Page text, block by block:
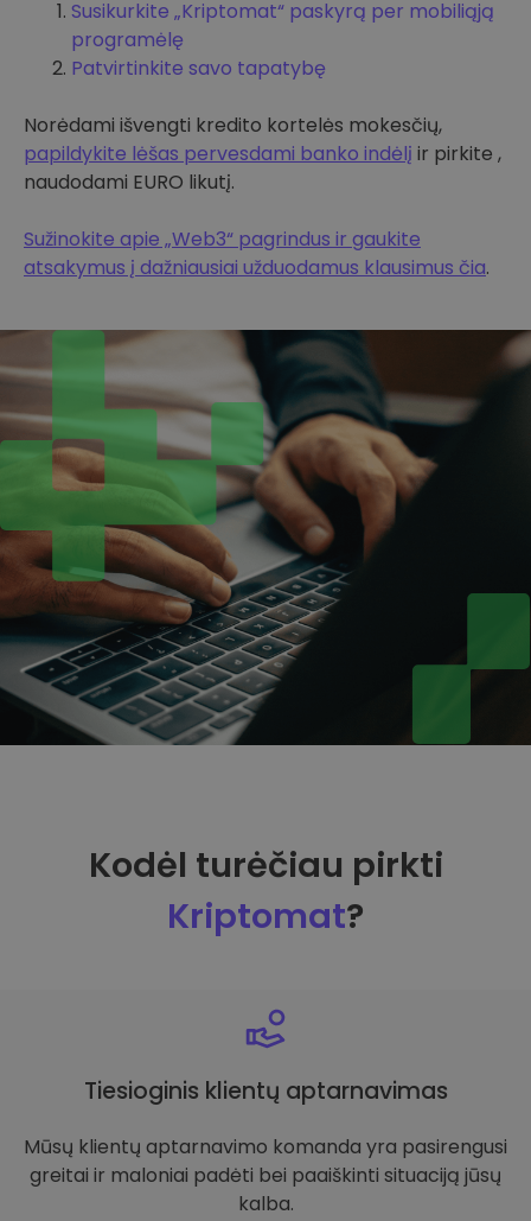
Susikurkite „Kriptomat“ paskyrą per mobiliąją
programėlę
Patvirtinkite savo tapatybę
Norėdami išvengti kredito kortelės mokesčių,
papildykite lėšas pervesdami banko indėlį ir pirkite ,
naudodami EURO likutį.
Sužinokite apie „Web3“ pagrindus ir gaukite
atsakymus į dažniausiai užduodamus klausimus čia.
Kodėl turėčiau pirkti
Kriptomat?
Tiesioginis klientų aptarnavimas
Mūsų klientų aptarnavimo komanda yra pasirengusi
greitai ir maloniai padėti bei paaiškinti situaciją jūsų
kalba.